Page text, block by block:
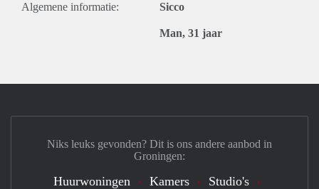
Algemene informatie: Sicco
Man, 31 jaar
Niks leuks gevonden? Dit is ons andere aanbod in
Groningen:
Huurwoningen Kamers
Studio's